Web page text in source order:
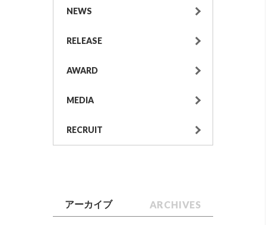
NEWS
RELEASE
AWARD
MEDIA
RECRUIT
アーカイブ ARCHIVES